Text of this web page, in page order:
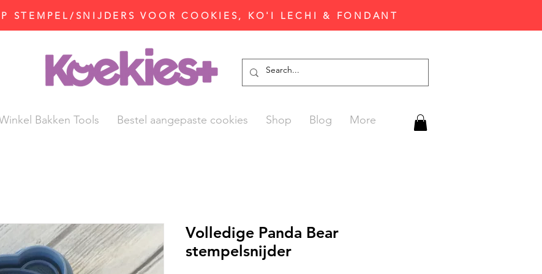
STEMPEL/SNIJDERS VOOR COOKIES, KO'I LECHI & FONDANT
Bakken Tools Bestel aangepaste cookies Shop Blog More
Volledige Panda Bear
stempelsnijder